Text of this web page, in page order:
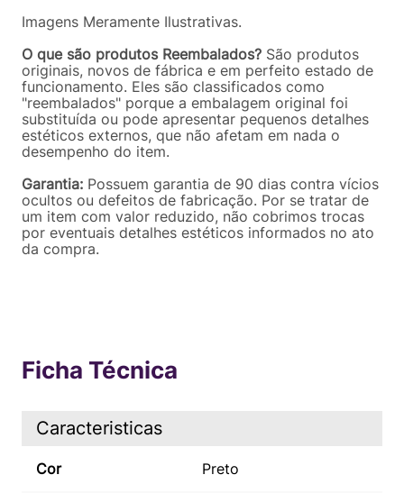
Imagens Meramente Ilustrativas.
O que são produtos Reembalados? São produtos
originais, novos de fábrica e em perfeito estado de
funcionamento. Eles são classificados como
"reembalados" porque a embalagem original foi
substituída ou pode apresentar pequenos detalhes
estéticos externos, que não afetam em nada o
desempenho do item.
Garantia: Possuem garantia de 90 dias contra vícios
ocultos ou defeitos de fabricação. Por se tratar de
um item com valor reduzido, não cobrimos trocas
por eventuais detalhes estéticos informados no ato
da compra.
Ficha Técnica
Caracteristicas
Cor Preto